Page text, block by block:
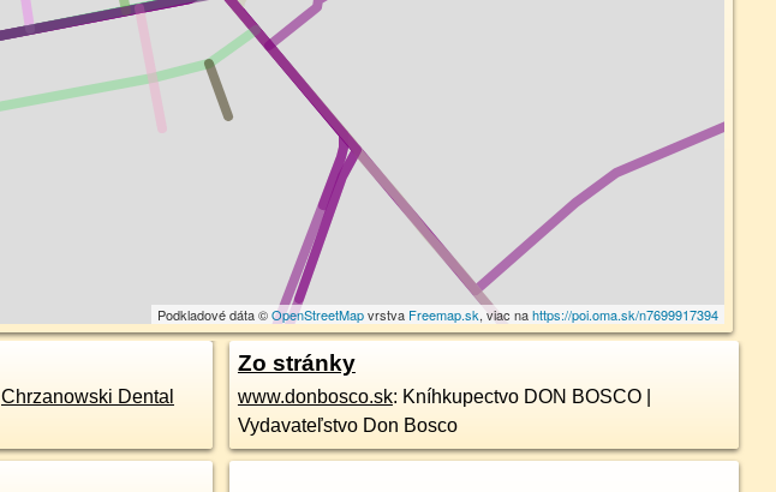
Podkladové dáta ©OpenStreetMapvrstva Freemap.sk, viac nahttps://poi.oma.sk/n7699917394
Chrzanowski Dental
Zo stránky
www.donbosco.sk: Kníhkupectvo DON BOSCO |
Vydavateľstvo Don Bosco